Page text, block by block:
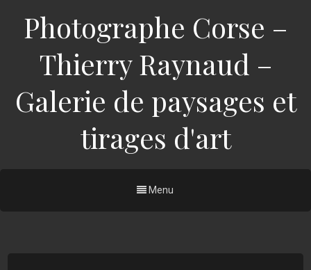
Photographe Corse –
Thierry Raynaud –
Galerie de paysages et
tirages d'art
Menu